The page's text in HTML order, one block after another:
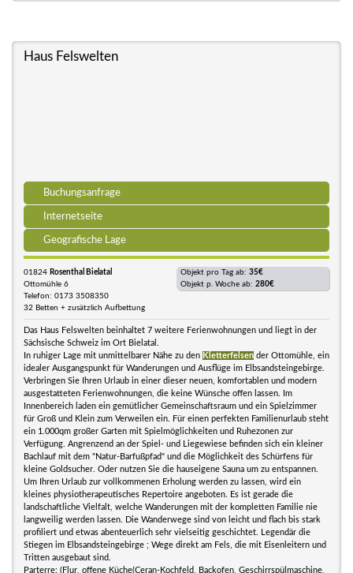
Haus Felswelten
Buchungsanfrage
Internetseite
Geografische Lage
01824 Rosenthal Bielatal
Ottomühle 6
Telefon: 0173 3508350
32 Betten + zusätzlich Aufbettung
Objekt pro Tag ab: 35€
Objekt p. Woche ab: 280€
Das Haus Felswelten beinhaltet 7 weitere Ferienwohnungen und liegt in der
Sächsische Schweiz im Ort Bielatal.
In ruhiger Lage mit unmittelbarer Nähe zu den Kletterfelsen der Ottomühle, ein
idealer Ausgangspunkt für Wanderungen und Ausflüge im Elbsandsteingebirge.
Verbringen Sie Ihren Urlaub in einer dieser neuen, komfortablen und modern
ausgestatteten Ferienwohnungen, die keine Wünsche offen lassen. Im
Innenbereich laden ein gemütlicher Gemeinschaftsraum und ein Spielzimmer
für Groß und Klein zum Verweilen ein. Für einen perfekten Familienurlaub steht
ein 1.000qm großer Garten mit Spielmöglichkeiten und Ruhezonen zur
Verfügung. Angrenzend an der Spiel- und Liegewiese befinden sich ein kleiner
Bachlauf mit dem "Natur-Barfußpfad" und die Möglichkeit des Schürfens für
kleine Goldsucher. Oder nutzen Sie die hauseigene Sauna um zu entspannen.
Um Ihren Urlaub zur vollkommenen Erholung werden zu lassen, wird ein
kleines physiotherapeutisches Repertoire angeboten. Es ist gerade die
landschaftliche Vielfalt, welche Wanderungen mit der kompletten Familie nie
langweilig werden lassen. Die Wanderwege sind von leicht und flach bis stark
profiliert und etwas abenteuerlich sehr vielseitig geschichtet. Legendär die
Stiegen im Elbsandsteingebirge ; Wege direkt am Fels, die mit Eisenleitern und
Tritten ausgebaut sind.
Parterre: (Flur, offene Küche(Ceran-Kochfeld, Backofen, Geschirrspülmaschine,